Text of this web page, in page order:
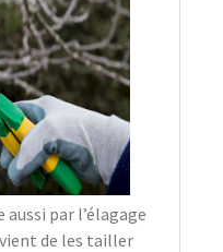
aussi par l’élagage
de les tailler